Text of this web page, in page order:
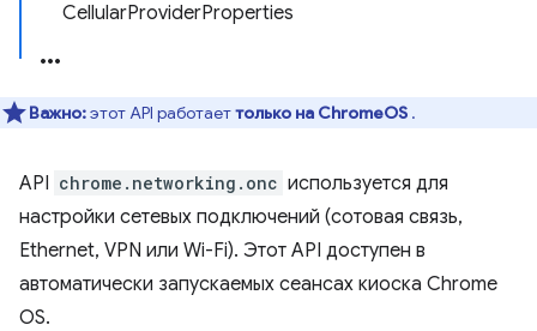
CellularProviderProperties
Важно:этот API работаеттолько на ChromeOS .
API chrome.networking.onc используется для
настройки сетевых подключений (сотовая связь,
Ethernet, VPN или Wi-Fi). Этот API доступен в
автоматически запускаемых сеансах киоска Chrome
OS.